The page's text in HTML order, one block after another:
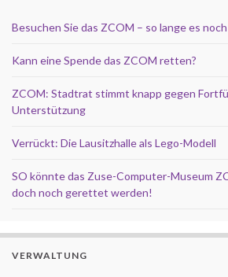
Besuchen Sie das ZCOM – so lange es
Kann eine Spende das ZCOM retten?
ZCOM: Stadtrat stimmt knapp gegen
Unterstützung
Verrückt: Die Lausitzhalle als Lego-Modell
SO könnte das Zuse-Computer-Museum
doch noch gerettet werden!
VERWALTUNG